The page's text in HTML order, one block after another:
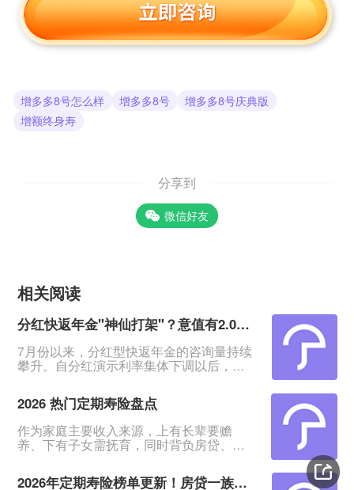
增多多8号怎么样 增多多8号
增多多8号庆典版
增额终身寿
分享到
微信好友
相关阅读
分红快返年金"神仙打架"？意值有2.0深度测评！
7月份以来，分红型快返年金的咨询量持续
攀升。自分红演示利率集体下调以后，相
2.9%、30年IRR约2.6%的表现，快返年金
从第5年末起就能领约3%的年金及红利，
能更能快速抓住客户的眼球。&nbsp;在整
体热度上升的同时，各家保险公司也纷纷
推出主力产品，快返年金赛道进入&quot;
华等
2026 热门定期寿险盘点
作为家庭主要收入来源，上有长辈要赡
养、下有子女需抚育，同时背负房贷、车
济很容易陷入崩塌。定期寿险凭借低廉保
2026年定期寿险榜单更新！房贷一族必备！